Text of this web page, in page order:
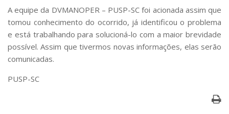
Pós-doutorado
Iniciação Científica
Transferência de Tecnologia
Empresas Juniores
Extensão à Comunidade
Artes, Cultura e Esportes
A equipe da DVMANOPER – PUSP-SC foi acionada assim que
tomou conhecimento do ocorrido, já identificou o problema
e está trabalhando para solucioná-lo com a maior brevidade
possível. Assim que tivermos novas informações, elas serão
comunicadas.
PUSP-SC